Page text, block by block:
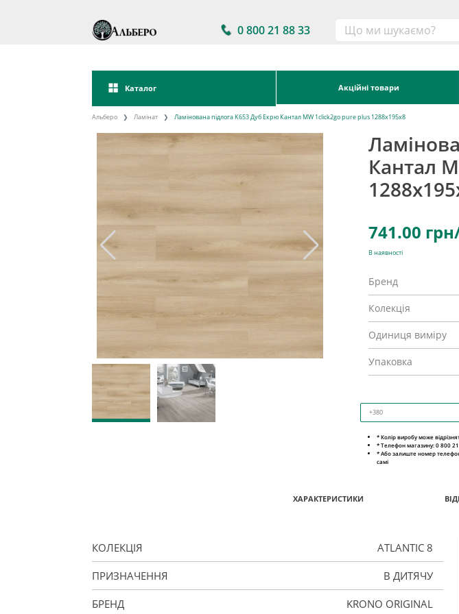
0 800 21 88 33
Каталог Акційні товари
Альберо Ламінат Ламінована підлога K653 Дуб Екрю Кантал MW 1click2go pure plus 1288x195x8
Кантал
741.00
В наявності
Бренд
Колекція
Одиниця виміру
Упаковка
* Колір виробу може
* Телефон магазину: 0 800
* Або залиште номер
самі
ХАРАКТЕРИСТИКИ
КОЛЕКЦІЯ ATLANTIC 8
ПРИЗНАЧЕННЯ В ДИТЯЧУ
БРЕНД KRONO ORIGINAL